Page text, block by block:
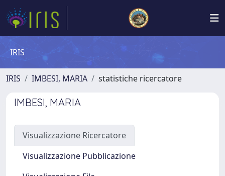
IRIS
IRIS IMBESI, MARIA statistiche ricercatore
IMBESI, MARIA
Visualizzazione Ricercatore
Visualizzazione Pubblicazione